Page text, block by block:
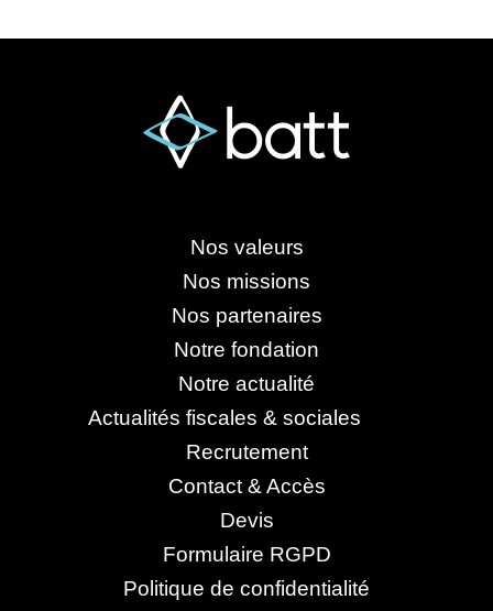
Nos valeurs
Nos missions
Nos partenaires
Notre fondation
Notre actualité
Actualités fiscales & sociales
Recrutement
Contact & Accès
Devis
Formulaire RGPD
Politique de confidentialité